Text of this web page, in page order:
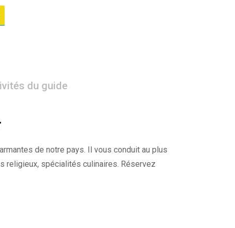
du guide
de notre pays. Il vous conduit au plus
religieux, spécialités culinaires. Réservez